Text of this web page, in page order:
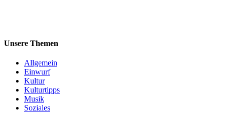
Unsere Themen
Allgemein
Einwurf
Kultur
Kulturtipps
Musik
Soziales